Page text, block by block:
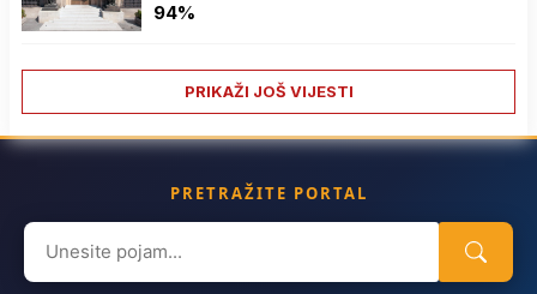
94%
PRIKAŽI JOŠ VIJESTI
PRETRAŽITE PORTAL
Search
for: